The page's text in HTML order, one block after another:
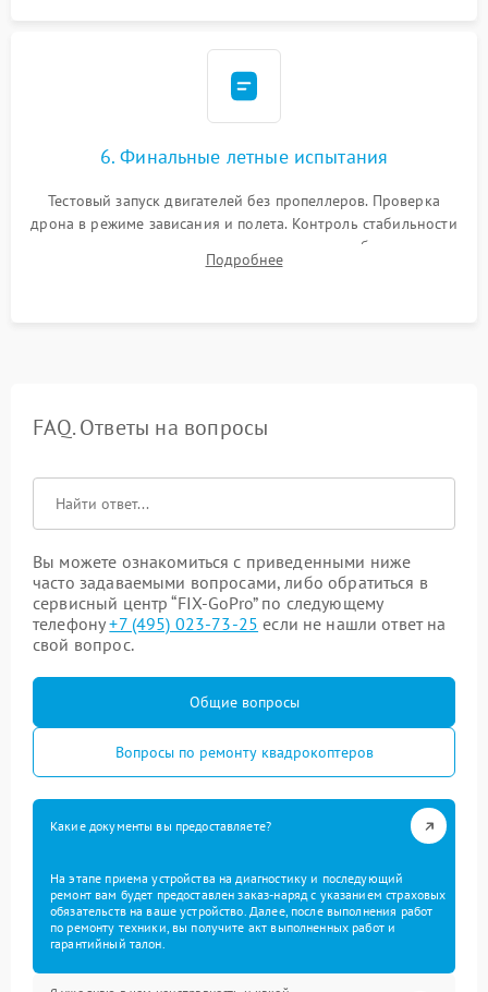
6. Финальные летные испытания
Тестовый запуск двигателей без пропеллеров. Проверка
дрона в режиме зависания и полета. Контроль стабильности
удержания точки, качества передачи видео, работы системы
возврата домой (RTH) и дальности радиосвязи.
Подробнее
FAQ. Ответы на вопросы
Вы можете ознакомиться с приведенными ниже
часто задаваемыми вопросами, либо обратиться в
сервисный центр “FIX-GoPro” по следующему
телефону+7 (495) 023-73-25 если не нашли ответ на
свой вопрос.
Общие вопросы
Вопросы по ремонту квадрокоптеров
Какие документы вы предоставляете?
На этапе приема устройства на диагностику и последующий
ремонт вам будет предоставлен заказ-наряд с указанием страховых
обязательств на ваше устройство. Далее, после выполнения работ
по ремонту техники, вы получите акт выполненных работ и
гарантийный талон.